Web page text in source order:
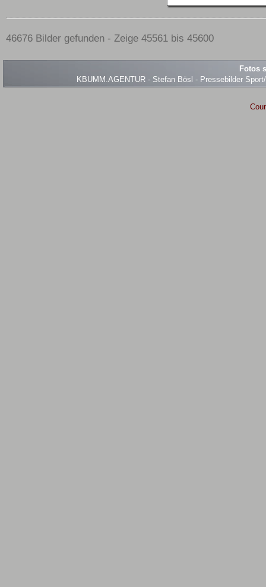
46676 Bilder gefunden - Zeige 45561 bis 45600
Fotos
KBUMM.AGENTUR - Stefan Bösl - Pressebilder